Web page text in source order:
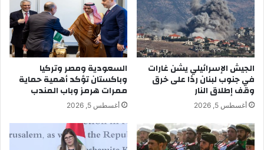
الجيش الإسرائيلي يشن غارات
في جنوب لبنان ردًا على خرق
وقف إطلاق النار
أغسطس 5, 2026
السعودية ومصر وتركيا
وباكستان تؤكد أهمية حماية
ممرات هرمز وباب المندب
أغسطس 5, 2026